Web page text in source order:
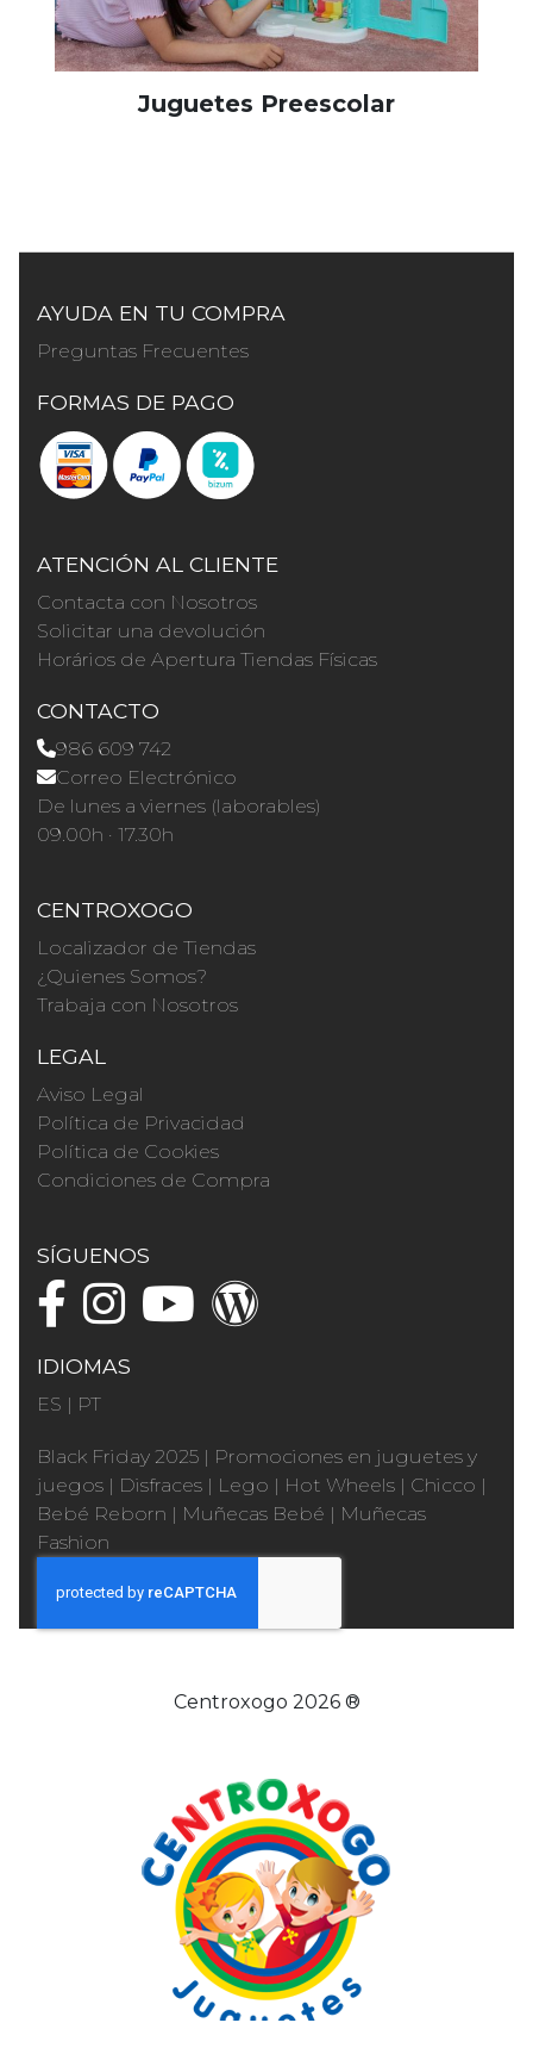
Juguetes Preescolar
AYUDA EN TU COMPRA
Preguntas Frecuentes
FORMAS DE PAGO
ATENCIÓN AL CLIENTE
Contacta con Nosotros
Solicitar una devolución
Horários de Apertura Tiendas Físicas
CONTACTO
986 609 742
Correo Electrónico
De lunes a viernes (laborables)
09.00h · 17.30h
CENTROXOGO
Localizador de Tiendas
¿Quienes Somos?
Trabaja con Nosotros
LEGAL
Aviso Legal
Política de Privacidad
Política de Cookies
Condiciones de Compra
SÍGUENOS
IDIOMAS
ES | PT
Black Friday 2025 | Promociones en juguetes y
juegos | Disfraces | Lego | Hot Wheels | Chicco |
Bebé Reborn | Muñecas Bebé | Muñecas
Fashion
Centroxogo 2026 ®